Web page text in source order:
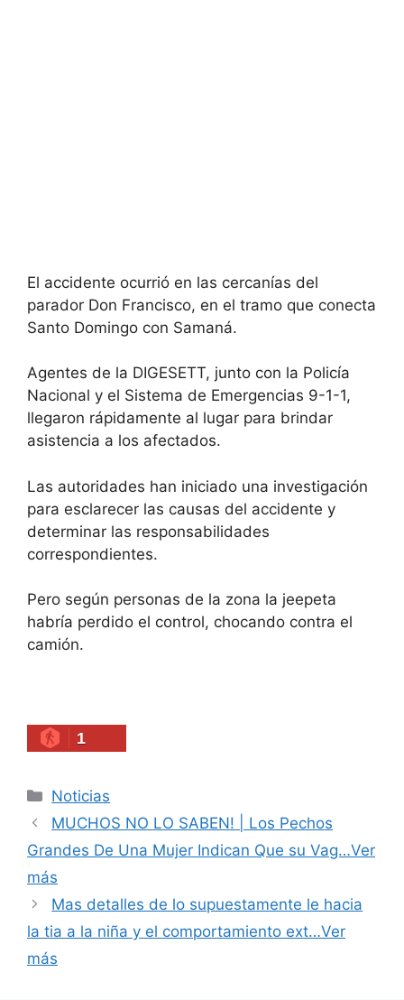
El accidente ocurrió en las cercanías del
parador Don Francisco, en el tramo que conecta
Santo Domingo con Samaná.
Agentes de la DIGESETT, junto con la Policía
Nacional y el Sistema de Emergencias 9-1-1,
llegaron rápidamente al lugar para brindar
asistencia a los afectados.
Las autoridades han iniciado una investigación
para esclarecer las causas del accidente y
determinar las responsabilidades
correspondientes.
Pero según personas de la zona la jeepeta
habría perdido el control, chocando contra el
camión.
1
Categories
Noticias
MUCHOS NO LO SABEN! | Los Pechos
Grandes De Una Mujer Indican Que su Vag…Ver
más
Mas detalles de lo supuestamente le hacia
la tia a la niña y el comportamiento ext…Ver
más